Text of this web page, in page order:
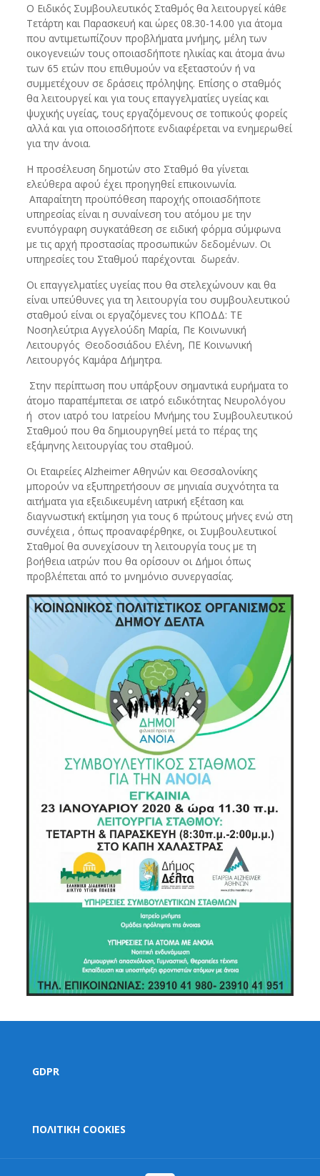
Ο Ειδικός Συμβουλευτικός Σταθμός θα λειτουργεί κάθε
Τετάρτη και Παρασκευή και ώρες 08.30-14.00 για άτομα
που αντιμετωπίζουν προβλήματα μνήμης, μέλη των
οικογενειών τους οποιασδήποτε ηλικίας και άτομα άνω
των 65 ετών που επιθυμούν να εξεταστούν ή να
συμμετέχουν σε δράσεις πρόληψης. Επίσης ο σταθμός
θα λειτουργεί και για τους επαγγελματίες υγείας και
ψυχικής υγείας, τους εργαζόμενους σε τοπικούς φορείς
αλλά και για οποιοσδήποτε ενδιαφέρεται να ενημερωθεί
για την άνοια.
Η προσέλευση δημοτών στο Σταθμό θα γίνεται
ελεύθερα αφού έχει προηγηθεί επικοινωνία.
Απαραίτητη προϋπόθεση παροχής οποιασδήποτε
υπηρεσίας είναι η συναίνεση του ατόμου με την
ενυπόγραφη συγκατάθεση σε ειδική φόρμα σύμφωνα
με τις αρχή προστασίας προσωπικών δεδομένων. Οι
υπηρεσίες του Σταθμού παρέχονται δωρεάν.
Οι επαγγελματίες υγείας που θα στελεχώνουν και θα
είναι υπεύθυνες για τη λειτουργία του συμβουλευτικού
σταθμού είναι οι εργαζόμενες του ΚΠΟΔΔ: ΤΕ
Νοσηλεύτρια Αγγελούδη Μαρία, Πε Κοινωνική
Λειτουργός Θεοδοσιάδου Ελένη, ΠΕ Κοινωνική
Λειτουργός Καμάρα Δήμητρα.
Στην περίπτωση που υπάρξουν σημαντικά ευρήματα το
άτομο παραπέμπεται σε ιατρό ειδικότητας Νευρολόγου
ή στον ιατρό του Ιατρείου Μνήμης του Συμβουλευτικού
Σταθμού που θα δημιουργηθεί μετά το πέρας της
εξάμηνης λειτουργίας του σταθμού.
Οι Εταιρείες Alzheimer Αθηνών και Θεσσαλονίκης
μπορούν να εξυπηρετήσουν σε μηνιαία συχνότητα τα
αιτήματα για εξειδικευμένη ιατρική εξέταση και
διαγνωστική εκτίμηση για τους 6 πρώτους μήνες ενώ στη
συνέχεια , όπως προαναφέρθηκε, οι Συμβουλευτικοί
Σταθμοί θα συνεχίσουν τη λειτουργία τους με τη
βοήθεια ιατρών που θα ορίσουν οι Δήμοι όπως
προβλέπεται από το μνημόνιο συνεργασίας.
GDPR
ΠΟΛΙΤΙΚΗ COOKIES